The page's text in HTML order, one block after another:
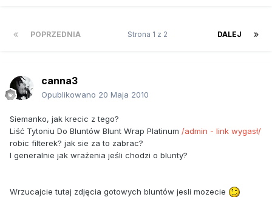
POPRZEDNIA DALEJ
Strona 1 z 2
canna3
Opublikowano 20 Maja 2010
Siemanko, jak krecic z tego?
Liść Tytoniu Do Bluntów Blunt Wrap Platinum /admin - link wygasł/
robic filterek? jak sie za to zabrac?
I generalnie jak wrażenia jeśli chodzi o blunty?
Wrzucajcie tutaj zdjęcia gotowych bluntów jesli mozecie